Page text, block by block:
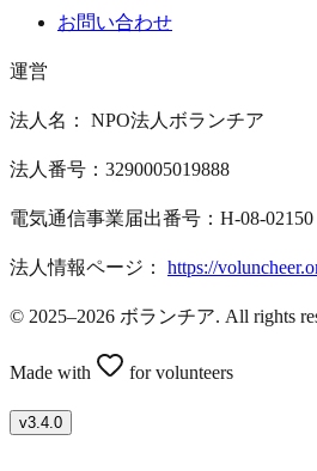
お問い合わせ
運営
法人名： NPO法人ボランチア
法人番号：3290005019888
電気通信事業届出番号：H-08-02150
法人情報ページ： https://
© 2025–2026 ボランチア. All rights
Made with for volunteers
v3.4.0